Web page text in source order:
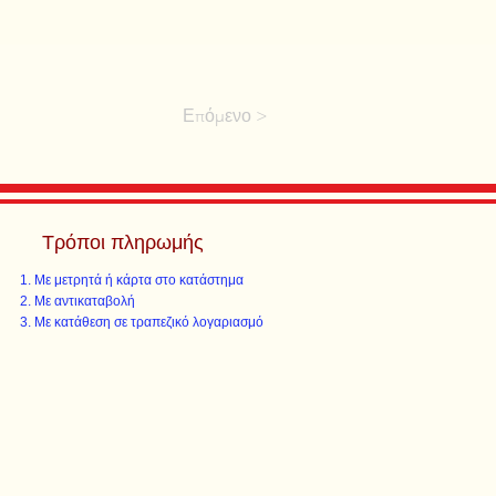
Επόμενο >
Τρόποι πληρωμής
Με μετρητά ή κάρτα στο κατάστημα
Με αντικαταβολή
Με κατάθεση σε τραπεζικό λογαριασμό